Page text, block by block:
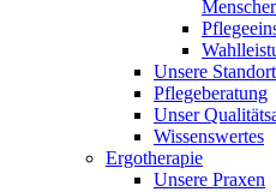
Unsere
Pflegeberatung
Unser
Wissenswertes
Ergotherapie
Unsere Praxen